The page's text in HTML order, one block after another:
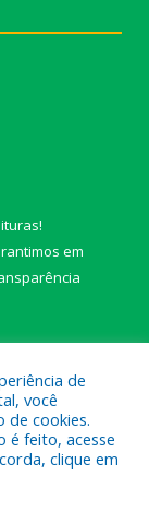
!
em
de
você
de cookies.
é feito, acesse
clique em